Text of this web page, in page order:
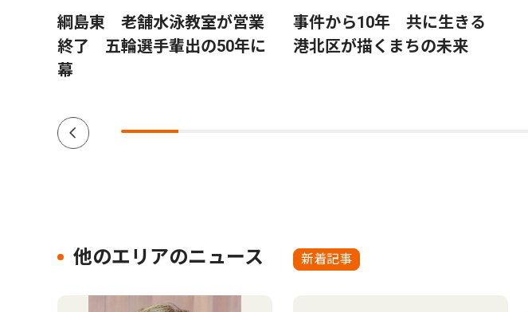
綱島東 老舗水泳教室が営業
終了 五輪選手輩出の50年に
幕
事件から10年 共に生きる
港北区が描くまちの未来
他のエリアのニュース 新着記事